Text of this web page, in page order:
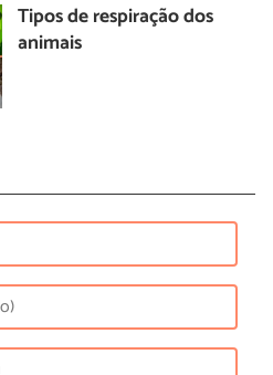
Tipos de respiração dos
animais